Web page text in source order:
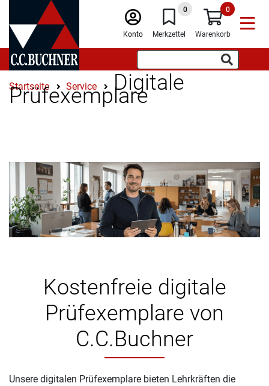
Konto
0
Merkzettel
0
Warenkorb
Startseite Service Digitale
Prüfexemplare
Kostenfreie digitale
Prüfexemplare von
C.C.Buchner
Unsere digitalen Prüfexemplare bieten Lehrkräften die